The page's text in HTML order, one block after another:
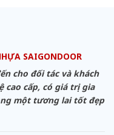
SAIGONDOOR
cho đối tác và khách
cao cấp, có giá trị gia
một tương lai tốt đẹp